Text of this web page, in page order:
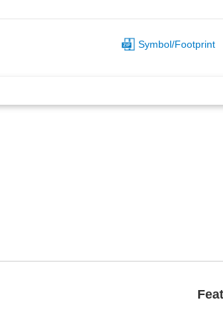
Symbol/Footprint